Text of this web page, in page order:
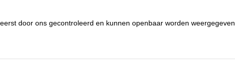
door ons gecontroleerd en kunnen openbaar worden weergegeven.